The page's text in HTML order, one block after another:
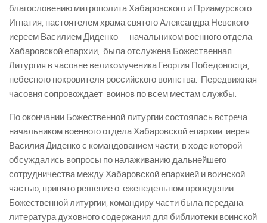
благословению митрополита Хабаровского и Приамурского
Игнатия, настоятелем храма святого Александра Невского
иереем Василием Диденко – начальником военного отдела
Хабаровской епархии, была отслужена Божественная
Литургия в часовне великомученика Георгия Победоносца,
небесного покровителя российского воинства. Передвижная
часовня сопровождает воинов по всем местам службы.
По окончании Божественной литургии состоялась встреча
начальником военного отдела Хабаровской епархии иерея
Василия Диденко с командованием части, в ходе которой
обсуждались вопросы по налаживанию дальнейшего
сотрудничества между Хабаровской епархией и воинской
частью, принято решение о еженедельном проведении
Божественной литургии, командиру части была передана
литература духовного содержания для библиотеки воинской